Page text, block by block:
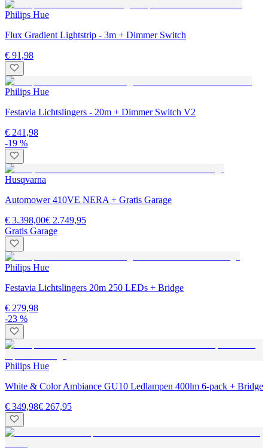
Philips Hue
Flux Gradient Lightstrip - 3m + Dimmer Switch
€ 91,98
Philips Hue
Festavia Lichtslingers - 20m + Dimmer Switch V2
€ 241,98
-19 %
Husqvarna
Automower 410VE NERA + Gratis Garage
€ 3.398,00€ 2.749,95
Gratis Garage
Philips Hue
Festavia Lichtslingers 20m 250 LEDs + Bridge
€ 279,98
-23 %
Philips Hue
White & Color Ambiance GU10 Ledlampen 400lm 6-pack + Bridge
€ 349,98€ 267,95